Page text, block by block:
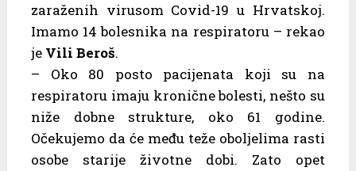
zaraženih virusom Covid-19 u Hrvatskoj.
Imamo 14 bolesnika na respiratoru – rekao
je Vili Beroš.
– Oko 80 posto pacijenata koji su na
respiratoru imaju kronične bolesti, nešto su
niže dobne strukture, oko 61 godine.
Očekujemo da će među teže oboljelima rasti
osobe starije životne dobi. Zato opet